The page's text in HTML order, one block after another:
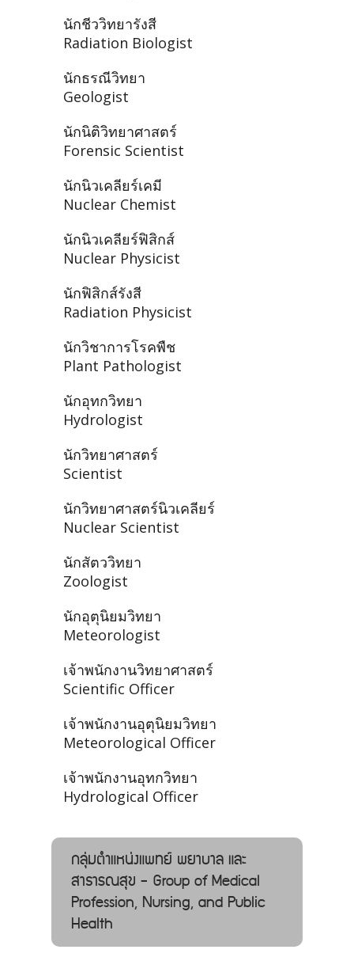
นักชีววิทยารังสี
Radiation Biologist
นักธรณีวิทยา
Geologist
นักนิติวิทยาศาสตร์
Forensic Scientist
นักนิวเคลียร์เคมี
Nuclear Chemist
นักนิวเคลียร์ฟิสิกส์
Nuclear Physicist
นักฟิสิกส์รังสี
Radiation Physicist
นักวิชาการโรคพืช
Plant Pathologist
นักอุทกวิทยา
Hydrologist
นักวิทยาศาสตร์
Scientist
นักวิทยาศาสตร์นิวเคลียร์
Nuclear Scientist
นักสัตววิทยา
Zoologist
นักอุตุนิยมวิทยา
Meteorologist
เจ้าพนักงานวิทยาศาสตร์
Scientific Officer
เจ้าพนักงานอุตุนิยมวิทยา
Meteorological Officer
เจ้าพนักงานอุทกวิทยา
Hydrological Officer
กลุ่มตำแหน่งแพทย์ พยาบาล และ
สาธารณสุข - Group of Medical
Profession, Nursing, and Public
Health